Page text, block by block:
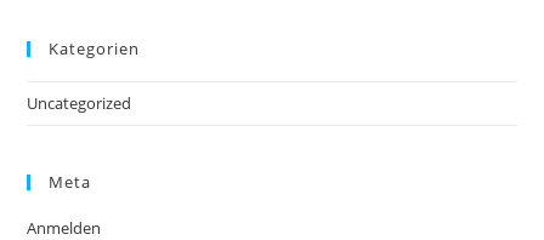
Kategorien
Uncategorized
Meta
Anmelden